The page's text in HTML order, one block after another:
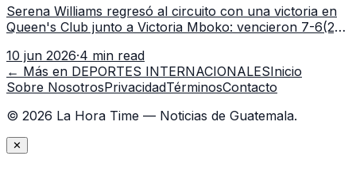
Serena Williams regresó al circuito con una victoria en
Queen's Club junto a Victoria Mboko: vencieron 7-6(2),
meterse en cuartos de final.
10 jun 2026·4 min read
← Más en DEPORTES INTERNACIONALESInicio
Sobre NosotrosPrivacidadTérminosContacto
© 2026 La Hora Time — Noticias de Guatemala.